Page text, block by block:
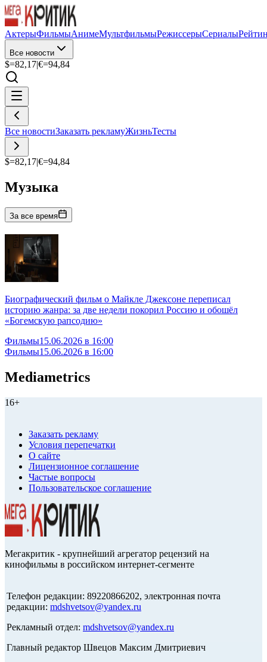
АктерыФильмыАнимеМультфильмыРежиссерыСериалы
Все новости
$=82,17|€=94,84
Все новостиЗаказать рекламуЖизньТесты
$=82,17|€=94,84
Музыка
За все время
Биографический фильм о Майкле Джексоне переписал
историю жанра: за две недели покорил Россию и обошёл
«Богемскую рапсодию»
Фильмы15.06.2026 в 16:00
Фильмы15.06.2026 в 16:00
Mediametrics
16+
Заказать рекламу
Условия перепечатки
О сайте
Лицензионное соглашение
Частые вопросы
Пользовательское соглашение
Мегакритик - крупнейший агрегатор рецензий на
кинофильмы в российском интернет-сегменте
Телефон редакции: 89220866202, электронная почта
редакции: mdshvetsov@yandex.ru
Рекламный отдел: mdshvetsov@yandex.ru
Главный редактор Швецов Максим Дмитриевич